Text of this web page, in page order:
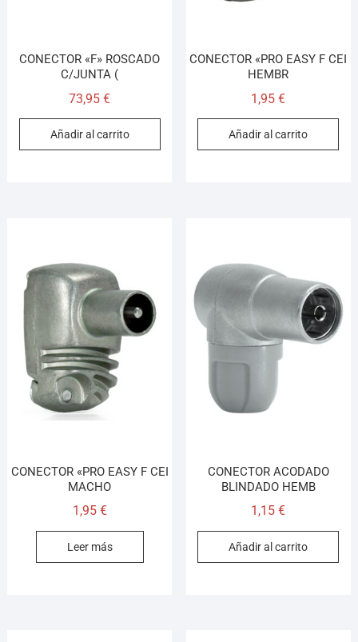
CONECTOR «F» ROSCADO
C/JUNTA (
73,95€
Añadir al carrito
CONECTOR «PRO EASY F CEI
HEMBR
1,95€
Añadir al carrito
CONECTOR «PRO EASY F CEI
MACHO
1,95 €
Leer más
CONECTOR ACODADO
BLINDADO HEMB
1,15€
Añadir al carrito